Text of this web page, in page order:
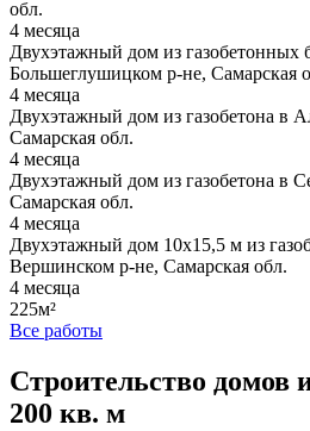
обл.
4 месяца
Двухэтажный дом из газобетонных
Большеглушицком р-не, Самарская
4 месяца
Двухэтажный дом из газобетона в
Самарская обл.
4 месяца
Двухэтажный дом из газобетона в
Самарская обл.
4 месяца
Двухэтажный дом 10х15,5 м из
Вершинском р-не, Самарская обл.
4 месяца
225м²
Все работы
Строительство домов
200 кв. м